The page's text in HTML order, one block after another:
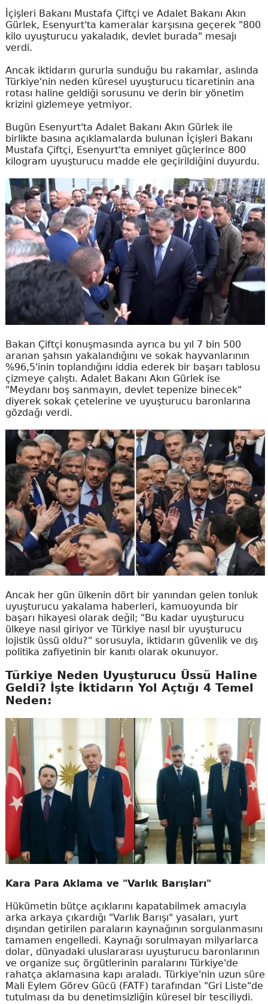
İçişleri Bakanı Mustafa Çiftçi ve Adalet Bakanı Akın
Gürlek, Esenyurt'ta kameralar karşısına geçerek "800
kilo uyuşturucu yakaladık, devlet burada" mesajı
verdi.
Ancak iktidarın gururla sunduğu bu rakamlar, aslında
Türkiye'nin neden küresel uyuşturucu ticaretinin ana
rotası haline geldiği sorusunu ve derin bir yönetim
krizini gizlemeye yetmiyor.
Bugün Esenyurt'ta Adalet Bakanı Akın Gürlek ile
birlikte basına açıklamalarda bulunan İçişleri Bakanı
Mustafa Çiftçi, Esenyurt'ta emniyet güçlerince 800
kilogram uyuşturucu madde ele geçirildiğini duyurdu.
Bakan Çiftçi konuşmasında ayrıca bu yıl 7 bin 500
aranan şahsın yakalandığını ve sokak hayvanlarının
%96,5'inin toplandığını iddia ederek bir başarı tablosu
çizmeye çalıştı. Adalet Bakanı Akın Gürlek ise
"Meydanı boş sanmayın, devlet tepenize binecek"
diyerek sokak çetelerine ve uyuşturucu baronlarına
gözdağı verdi.
Ancak her gün ülkenin dört bir yanından gelen tonluk
uyuşturucu yakalama haberleri, kamuoyunda bir
başarı hikayesi olarak değil; "Bu kadar uyuşturucu
ülkeye nasıl giriyor ve Türkiye nasıl bir uyuşturucu
lojistik üssü oldu?" sorusuyla, iktidarın güvenlik ve dış
politika zafiyetinin bir kanıtı olarak okunuyor.
Türkiye Neden Uyuşturucu Üssü Haline
Geldi? İşte İktidarın Yol Açtığı 4 Temel
Neden:
Kara Para Aklama ve "Varlık Barışları"
Hükümetin bütçe açıklarını kapatabilmek amacıyla
arka arkaya çıkardığı "Varlık Barışı" yasaları, yurt
dışından getirilen paraların kaynağının sorgulanmasını
tamamen engelledi. Kaynağı sorulmayan milyarlarca
dolar, dünyadaki uluslararası uyuşturucu baronlarının
ve organize suç örgütlerinin paralarını Türkiye'de
rahatça aklamasına kapı araladı. Türkiye'nin uzun süre
Mali Eylem Görev Gücü (FATF) tarafından "Gri Liste"de
tutulması da bu denetimsizliğin küresel bir tesciliydi.